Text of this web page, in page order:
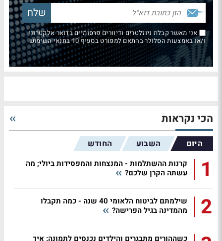
אני מאשר קבלת ניוזלטרים ודיוורים פרסומיים בדואר אלקטרוני
ו/או באמצעות הסלולר בהתאם למפורט בסעיף 10 בתנאי השימוש
הכי נקראות
היום השבוע החודש
1
קרנות ההשתלמות - המנצחות והמפסידות ביולי; מה
עשתה הקרן שלכם?
2
שילמתם לביטוח הלאומי 40 שנה - כמה תקבלו
מהמדינה בגיל הפרישה?
כשההורים מתבגרים והילדים נכנסים לתמונה: איך